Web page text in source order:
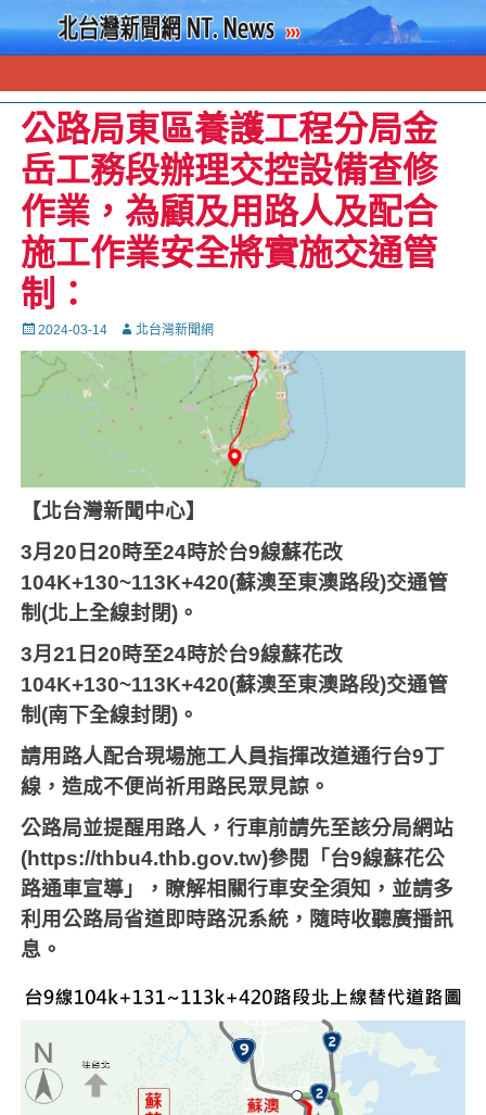
公路局東區養護工程分局金
岳工務段辦理交控設備查修
作業，為顧及用路人及配合
施工作業安全將實施交通管
制：
Posted
on
2024-03-14 Autor北台灣新聞網
【北台灣新聞中心】
3月20 日20時至24時於台9線蘇花改
104K+130~113K+420(蘇澳至東澳路段)交通管
制 (北上全線封閉) 。
3月21 日20時至24時於台9線蘇花改
104K+130~113K+420(蘇澳至東澳路段)交通管
制 (南下全線封閉) 。
請用路人配合現場施工人員指揮改道通行台9丁
線，造成不便尚祈用路民眾見諒。
公路局並提醒用路人，行車前請先至該分局網站
(https://thbu4.thb.gov.tw)參閱「台9線蘇花公
路通車宣導」，瞭解相關行車安全須知，並請多
利用公路局省道即時路況系統，隨時收聽廣播訊
息。